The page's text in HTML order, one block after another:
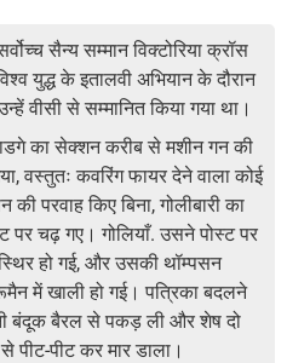
सैन्य सम्मान विक्टोरिया क्रॉस
युद्ध के इतालवी अभियान के दौरान
वीसी से सम्मानित किया गया था।
का सेक्शन करीब से मशीन गन की
वस्तुतः कवरिंग फायर देने वाला कोई
परवाह किए बिना, गोलीबारी का
पर चढ़ गए। गोलियाँ. उसने पोस्ट पर
हो गई, और उसकी थॉम्पसन
में खाली हो गई। पत्रिका बदलने
बंदूक बैरल से पकड़ ली और शेष दो
पीट-पीट कर मार डाला।